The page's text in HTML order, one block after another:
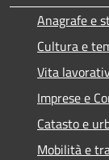
Anagrafe e
Cultura e
Vita
Imprese e
Catasto e
Mobilità e